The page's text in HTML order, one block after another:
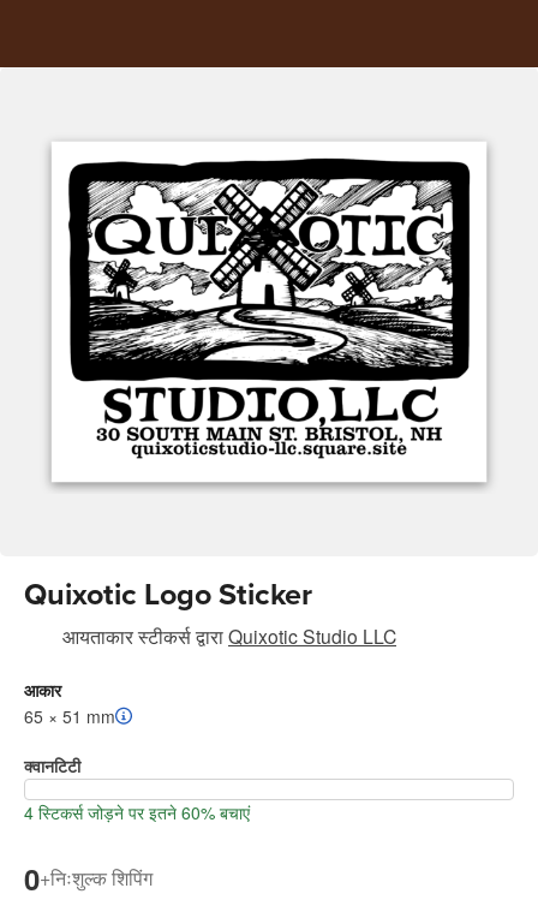
Quixotic Logo Sticker
आयताकार स्टीकर्सद्वाराQuixotic Studio LLC
आकार
65 × 51 mm
क्वानटिटी
4 स्टिकर्स जोड़ने पर इतने 60% बचाएं
0+निःशुल्क शिपिंग